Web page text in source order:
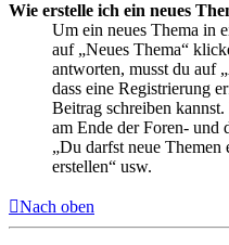
Wie erstelle ich ein neues
Um ein neues Thema in
auf „Neues Thema“
antworten, musst du auf
dass eine Registrierung
Beitrag schreiben
am Ende der Foren- und
„Du darfst neue Themen
erstellen“ usw.
Nach oben